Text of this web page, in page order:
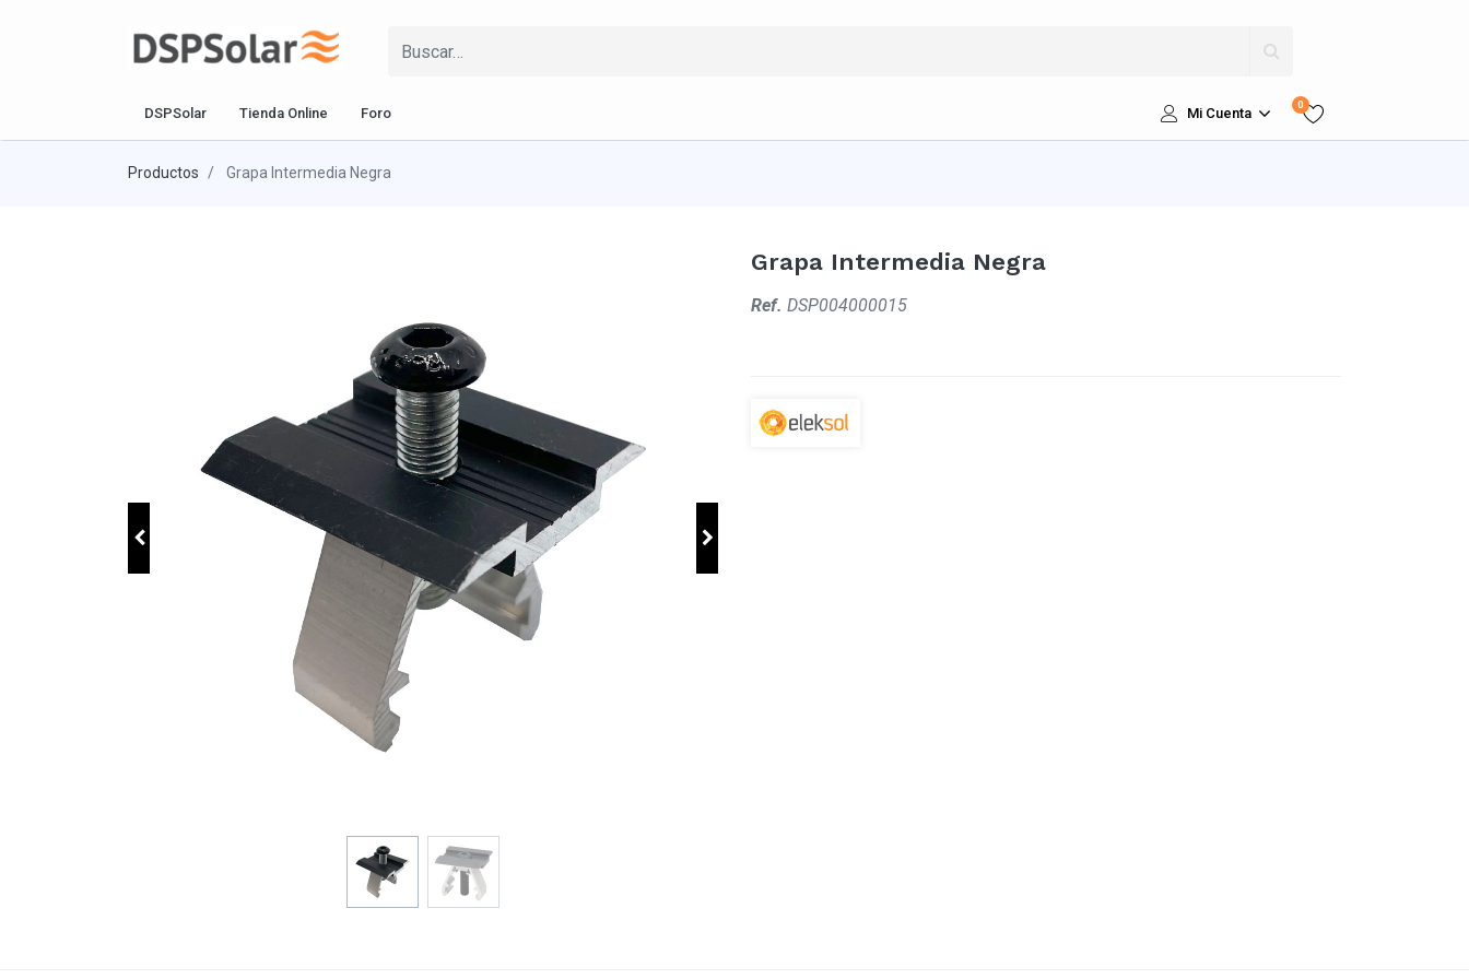
DSPSolar Tienda Online Foro Mi Cuenta
0
Productos Grapa Intermedia Negra
Grapa Intermedia Negra
Ref. DSP004000015